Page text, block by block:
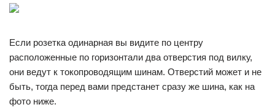
Если розетка одинарная вы видите по центру
расположенные по горизонтали два отверстия под вилку,
они ведут к токопроводящим шинам. Отверстий может и не
быть, тогда перед вами предстанет сразу же шина, как на
фото ниже.